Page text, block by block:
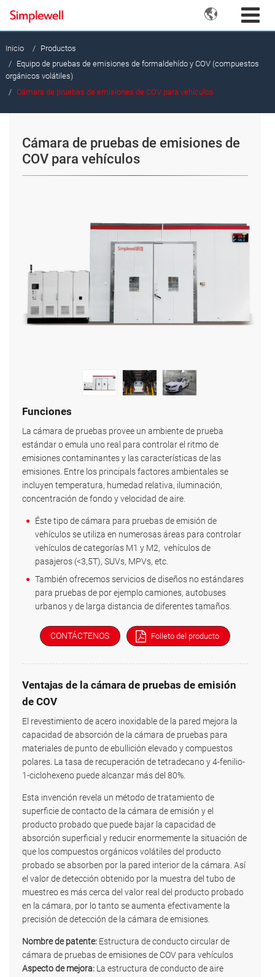

Inicio
Productos
Equipo de pruebas de emisiones de formaldehído y COV (compuestos
orgánicos volátiles)
Cámara de pruebas de emisiones de COV para vehículos
Cámara de pruebas de emisiones de
COV para vehículos
Funciones
La cámara de pruebas provee un ambiente de prueba
estándar o emula uno real para controlar el ritmo de
emisiones contaminantes y las características de las
emisiones. Entre los principals factores ambientales se
incluyen temperatura, humedad relativa, iluminación,
concentración de fondo y velocidad de aire.
Éste tipo de cámara para pruebas de emisión de
vehículos se utiliza en numerosas áreas para controlar
vehículos de categorías M1 y M2, vehículos de
pasajeros (<3,5T), SUVs, MPVs, etc.
También ofrecemos servicios de diseños no estándares
para pruebas de por ejemplo camiones, autobuses
urbanos y de larga distancia de diferentes tamaños.
CONTÁCTENOS Folleto del producto
Ventajas de la cámara de pruebas de emisión
de COV
El revestimiento de acero inoxidable de la pared mejora la
capacidad de absorción de la cámara de pruebas para
materiales de punto de ebullición elevado y compuestos
polares. La tasa de recuperación de tetradecano y 4-fenilio-
1-ciclohexeno puede alcanzar más del 80%.
Esta invención revela un método de tratamiento de
superficie de contacto de la cámara de emisión y el
producto probado que puede bajar la capacidad de
absorción superficial y reducir enormemente la situación de
que los compuestos orgánicos volátiles del producto
probado se absorben por la pared interior de la cámara. Así
el valor de detección obtenido por la muestra del tubo de
muestreo es más cerca del valor real del producto probado
en la cámara, por lo tanto se aumenta efectivamente la
precisión de detección de la cámara de emisiones.
Nombre de patente: Estructura de conducto circular de
cámara de pruebas de emisiones de COV para vehículos
Aspecto de mejora: La estructura de conducto de aire